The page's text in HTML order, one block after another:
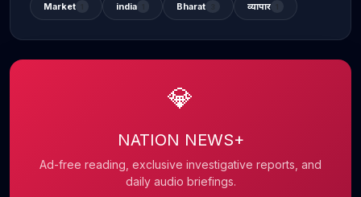
Market india Bharat व्यापार
💎
NATION NEWS+
Ad-free reading, exclusive investigative reports, and
daily audio briefings.